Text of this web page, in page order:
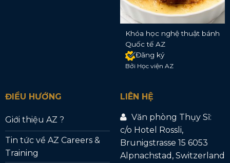
Khóa học nghệ thuật bánh
Quốc tế AZ
Đăng ký
Bởi Học viện AZ
ĐIỀU HƯỚNG
Giới thiệu AZ ?
Tin tức về AZ Careers &
Training
LIÊN HỆ
Văn phòng Thụy Sĩ:
c/o Hotel Rossli,
Brunigstrasse 15 6053
Alpnachstad, Switzerland